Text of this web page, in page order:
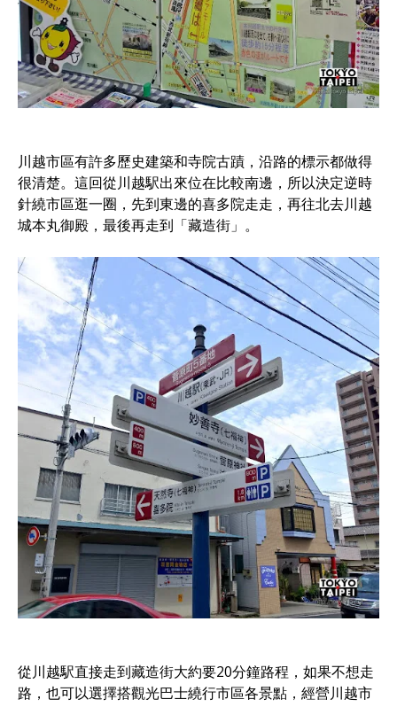
川越市區有許多歷史建築和寺院古蹟，沿路的標示都做得
很清楚。這回從川越駅出來位在比較南邊，所以決定逆時
針繞市區逛一圈，先到東邊的喜多院走走，再往北去川越
城本丸御殿，最後再走到「藏造街」。
從川越駅直接走到藏造街大約要20分鐘路程，如果不想走
路，也可以選擇搭觀光巴士繞行市區各景點，經營川越市